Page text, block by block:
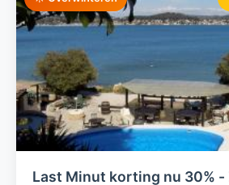
Last Minut korting nu 30%